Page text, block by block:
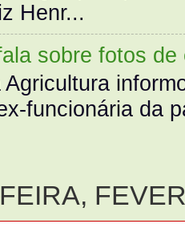
Henr...
sobre fotos de
funcionária da